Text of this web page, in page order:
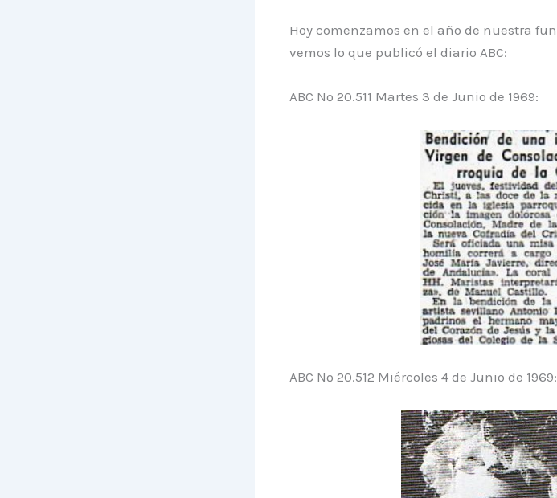
Hoy comenzamos en el año de nuestra
vemos lo que publicó el diario ABC:
ABC Nº 20.511 Martes 3 de Junio de 1969:
ABC Nº 20.512 Miércoles 4 de Junio de 1969: